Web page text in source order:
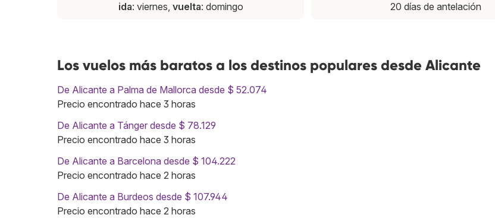
ida: viernes, vuelta: domingo
20 días de antelación
Los vuelos más baratos a los destinos populares desde Alicante
De Alicante a Palma de Mallorca desde $ 52.074
Precio encontrado hace 3 horas
De Alicante a Tánger desde $ 78.129
Precio encontrado hace 3 horas
De Alicante a Barcelona desde $ 104.222
Precio encontrado hace 2 horas
De Alicante a Burdeos desde $ 107.944
Precio encontrado hace 2 horas